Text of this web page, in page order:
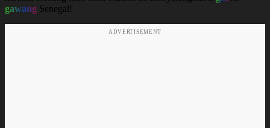
gawang Senegal!
ADVERTISEMENT